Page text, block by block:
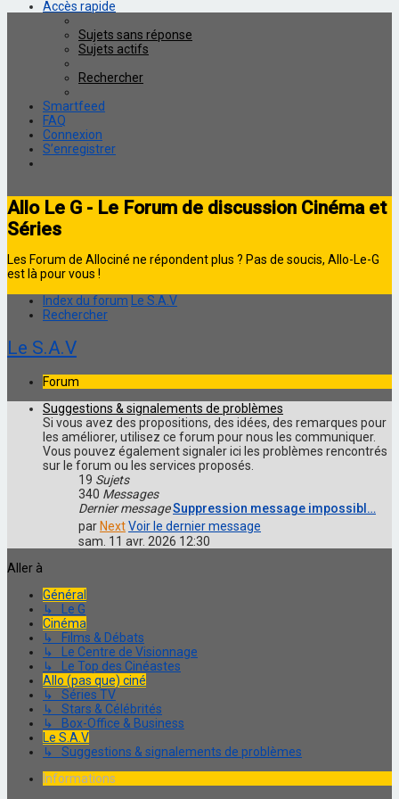
Accès rapide
Sujets sans réponse
Sujets actifs
Rechercher
Smartfeed
FAQ
Connexion
S’enregistrer
Allo Le G - Le Forum de discussion Cinéma et
Séries
Les Forum de Allociné ne répondent plus ? Pas de soucis, Allo-Le-G
est là pour vous !
Index du forum
Le S.A.V
Rechercher
Le S.A.V
Forum
Suggestions & signalements de problèmes
Si vous avez des propositions, des idées, des remarques pour
les améliorer, utilisez ce forum pour nous les communiquer.
Vous pouvez également signaler ici les problèmes rencontrés
sur le forum ou les services proposés.
19 Sujets
340 Messages
Dernier messageSuppression message impossibl…
par NextVoir le dernier message
sam. 11 avr. 2026 12:30
Aller à
Général
↳ Le G
Cinéma
↳ Films & Débats
↳ Le Centre de Visionnage
↳ Le Top des Cinéastes
Allo (pas que) ciné
↳ Séries TV
↳ Stars & Célébrités
↳ Box-Office & Business
Le S.A.V
↳ Suggestions & signalements de problèmes
Informations